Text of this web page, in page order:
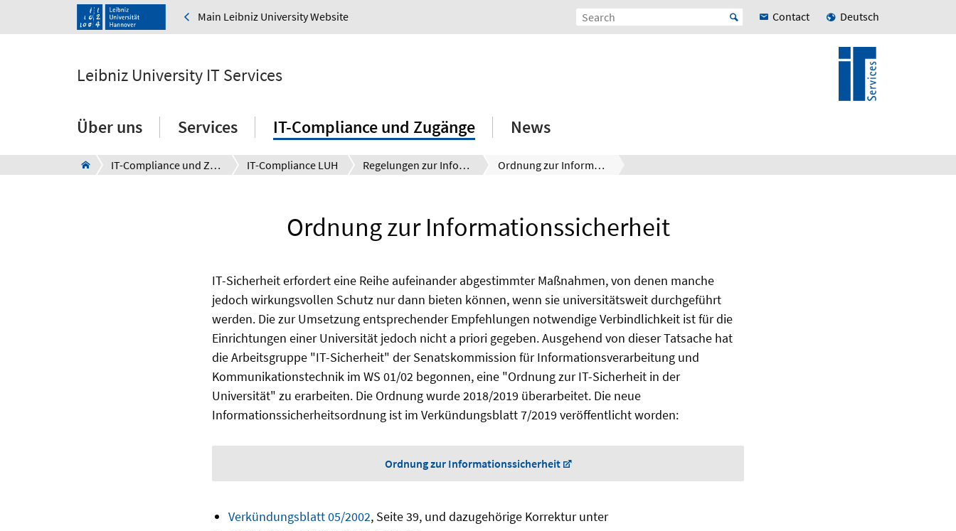
Main Leibniz University Website Contact Deutsch
Leibniz University IT Services
Über uns Services IT-Compliance und Zugänge News
IT-Compliance und Zugänge IT-Compliance LUH Regelungen zur Informationssicherheit an der LUH Ordnung zur Informationssicherheit
Ordnung zur Informationssicherheit
IT-Sicherheit erfordert eine Reihe aufeinander abgestimmter Maßnahmen, von denen manche
jedoch wirkungsvollen Schutz nur dann bieten können, wenn sie universitätsweit durchgeführt
werden. Die zur Umsetzung entsprechender Empfehlungen notwendige Verbindlichkeit ist für die
Einrichtungen einer Universität jedoch nicht a priori gegeben. Ausgehend von dieser Tatsache hat
die Arbeitsgruppe "IT-Sicherheit" der Senatskommission für Informationsverarbeitung und
Kommunikationstechnik im WS 01/02 begonnen, eine "Ordnung zur IT-Sicherheit in der
Universität" zu erarbeiten. Die Ordnung wurde 2018/2019 überarbeitet. Die neue
Informationssicherheitsordnung ist im Verkündungsblatt 7/2019 veröffentlicht worden:
Ordnung zur Informationssicherheit
Verkündungsblatt 05/2002, Seite 39, und dazugehörige Korrektur unter